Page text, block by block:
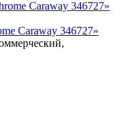
Caraway 346727»